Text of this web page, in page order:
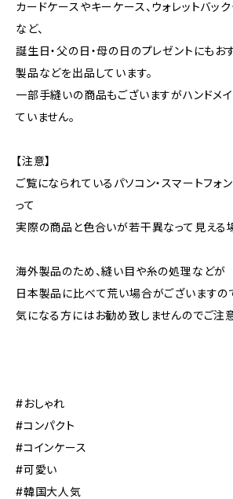
カードケースやキーケース、ウォレットバッ
など、
誕生日・父の日・母の日のプレゼントにも
製品などを出品しています。
一部手縫いの商品もございますがハンドメ
ていません。
【注意】
ご覧になられているパソコン・スマートフォ
って
実際の商品と色合いが若干異なって見える
海外製品のため、縫い目や糸の処理などが
日本製品に比べて荒い場合がございますの
気になる方にはお勧め致しませんのでご注意
#おしゃれ
#コンパクト
#コインケース
#可愛い
#韓国大人気